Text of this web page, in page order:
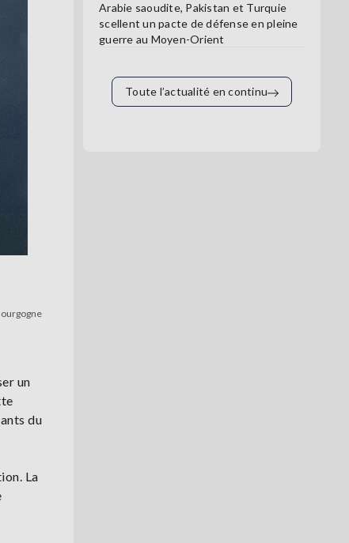
un
du
La
Arabie saoudite, Pakistan et Turquie
scellent un pacte de défense en pleine
guerre au Moyen-Orient
Toute l’actualité en continu